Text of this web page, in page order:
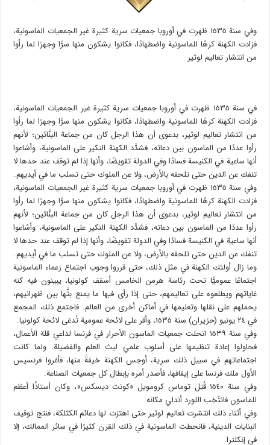
وفي سنة ١٥٣٥ ظهرت في أوروبا جمعيات سرية كثيرة غير الجمعيات الماسونية،
فزادت الكهنة كرهًا للماسونية واضطهادًا، فكانوا يشكون منها سرًّا وجهرًا لما رأوا
من انتشار تعاليم لوثير
في سنة ١٥٣٥ ظهرت في أوروبا جمعيات سرية كثيرة غير الجمعيات الماسونية،
فزادت الكهنة كرهًا للماسونية واضطهادًا، فكانوا يشكون منها سرًّا وجهرًا لما رأوا
من انتشار تعاليم لوثير، بدعوى أن هذا الرجل كان من جماعة البنَّائين؛ لأنهم
رأوا عددًا من الماسون بين دعاته، فشدَّد الكهنة النكير على الماسونية، وأشاعوا
أنها ساعية في الكنيسة فسادًا وفي الدولة تقويضًا، وأنها إذا لم توقف عند حدها لا
تنفك عن الدين حتى تلحقه بالأرض، ولا عن الملوك حتى تسلب ما في أيديهم.
وفي سنة ١٥٣٥ ظهرت في أوروبا جمعيات سرية كثيرة غير الجمعيات الماسونية،
فزادت الكهنة كرهًا للماسونية واضطهادًا، فكانوا يشكون منها سرًّا وجهرًا لما رأوا
من انتشار تعاليم لوثير، بدعوى أن هذا الرجل كان من جماعة البنَّائين؛ لأنهم
رأوا عددًا من الماسون بين دعاته، فشدَّد الكهنة النكير على الماسونية، وأشاعوا
أنها ساعية في الكنيسة فسادًا وفي الدولة تقويضًا، وأنها إذا لم توقف عند حدها لا
تنفك عن الدين حتى تلحقه بالأرض، ولا عن الملوك حتى تسلب ما في أيديهم.
وما زال أولئك الكهنة في مثل ذلك، حتى قرروا وجوب اجتماع زعماء الماسونية
اجتماعًا عموميًّا تحت رئاسة هرمن الخامس أسقف كولونيا، يبينون فيه كنه
غاياتهم ويطلعوه على تعاليمهم، حتى إذا رأى فيها ما يمنع بثَّها بين ظهرانيهم،
يحملهم على نقلها وتعليمها في أماكن أخرى من العالم. فاجتمع ذلك المجمع
في ٢٤ يونيو (حزيران) سنة ١٥٣٥، وأقر على لائحة عمومية تُدعَى لائحة كولونيا.
وفي سنة ١٥٣٩ انحلت جمعيات الماسون الأحرار في فرنسا لداعي قلة الأعمال،
فحاولوا إعادة تنظيمها على أسلوب علمي لبث العلم والفضيلة. ولما كانت
اجتماعاتهم في سبيل ذلك سرية، أوجس الكهنة خيفةً منها، فأغروا فرنسيس
الأول ملك فرنسا على إيقافها، فأصدر أمره بإبطال كل جمعيات الصناعة.
وفي سنة ١٥٤٠ قُتِل توماس كرومويل «كونت ديسكس»، وكان أستاذًا أعظم
للماسون فانتُخِب اللورد أندلي مكانه.
وفي أثناء ذلك انتشرت تعاليم لوثير حتى اهتزت لها دعائم الكثلكة، فنتج توقيف
البنايات الدينية، فانحطت الماسونية في ذلك القرن كثيرًا في سائر الممالك، إلا
في إنكلترا.